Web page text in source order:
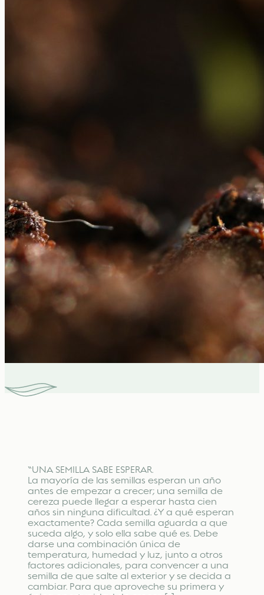
“UNA SEMILLA SABE ESPERAR.
La mayoría de las semillas esperan un año
antes de empezar a crecer; una semilla de
cereza puede llegar a esperar hasta cien
años sin ninguna dificultad. ¿Y a qué esperan
exactamente? Cada semilla aguarda a que
suceda algo, y solo ella sabe qué es. Debe
darse una combinación única de
temperatura, humedad y luz, junto a otros
factores adicionales, para convencer a una
semilla de que salte al exterior y se decida a
cambiar. Para que aproveche su primera y